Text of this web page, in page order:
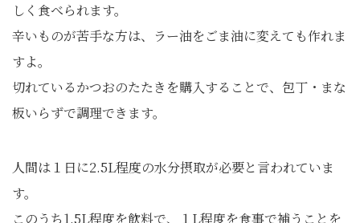
しく食べられます。
辛いものが苦手な方は、ラー油をごま油に変えても作れま
すよ。
切れているかつおのたたきを購入することで、包丁・まな
板いらずで調理できます。
人間は１日に2.5L程度の水分摂取が必要と言われていま
す。
このうち1.5L程度を飲料で、１L程度を食事で補うことを